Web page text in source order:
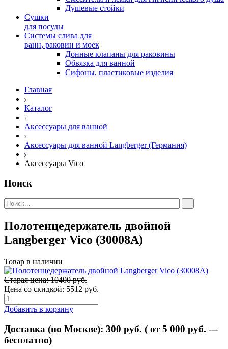
Душевые стойки
Сушки
для посуды
Системы слива для
ванн, раковин и моек
Донные клапаны для раковины
Обвязка для ванной
Сифоны, пластиковые изделия
Главная
Каталог
Аксессуары для ванной
Аксессуары для ванной Langberger (Германия)
Аксессуары Vico
Поиск
Полотенцедержатель двойной
Langberger Vico (30008A)
Товар в наличии
Старая цена: 10400 руб.
Цена со скидкой: 5512 руб.
Добавить в корзину
Доставка (по Москве): 300 руб. ( от 5 000 руб. —
бесплатно)